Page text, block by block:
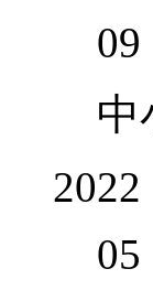
09
中
2022
05